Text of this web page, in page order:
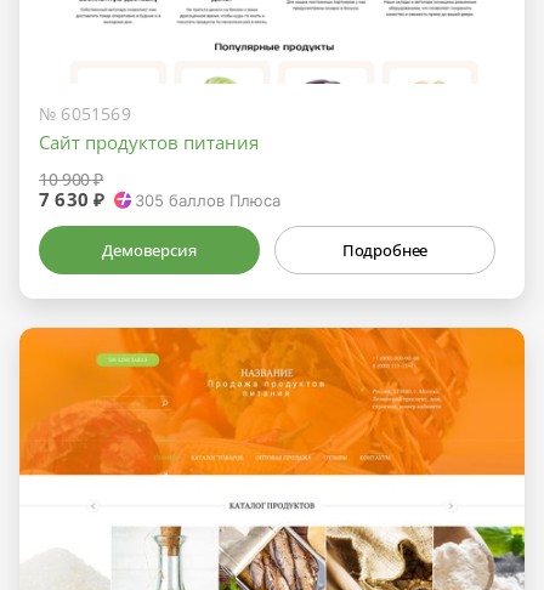
№ 6051569
Сайт продуктов питания
10 900 ₽
7 630 ₽ 305 баллов Плюса
Демоверсия Подробнее